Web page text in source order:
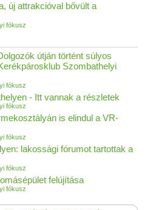
új attrakcióval bővült a
fókusz
útján történt súlyos
Szombathelyi
fókusz
- Itt vannak a részletek
fókusz
is elindul a VR-
fókusz
lakossági fórumot tartottak a
fókusz
felújítása
fókusz